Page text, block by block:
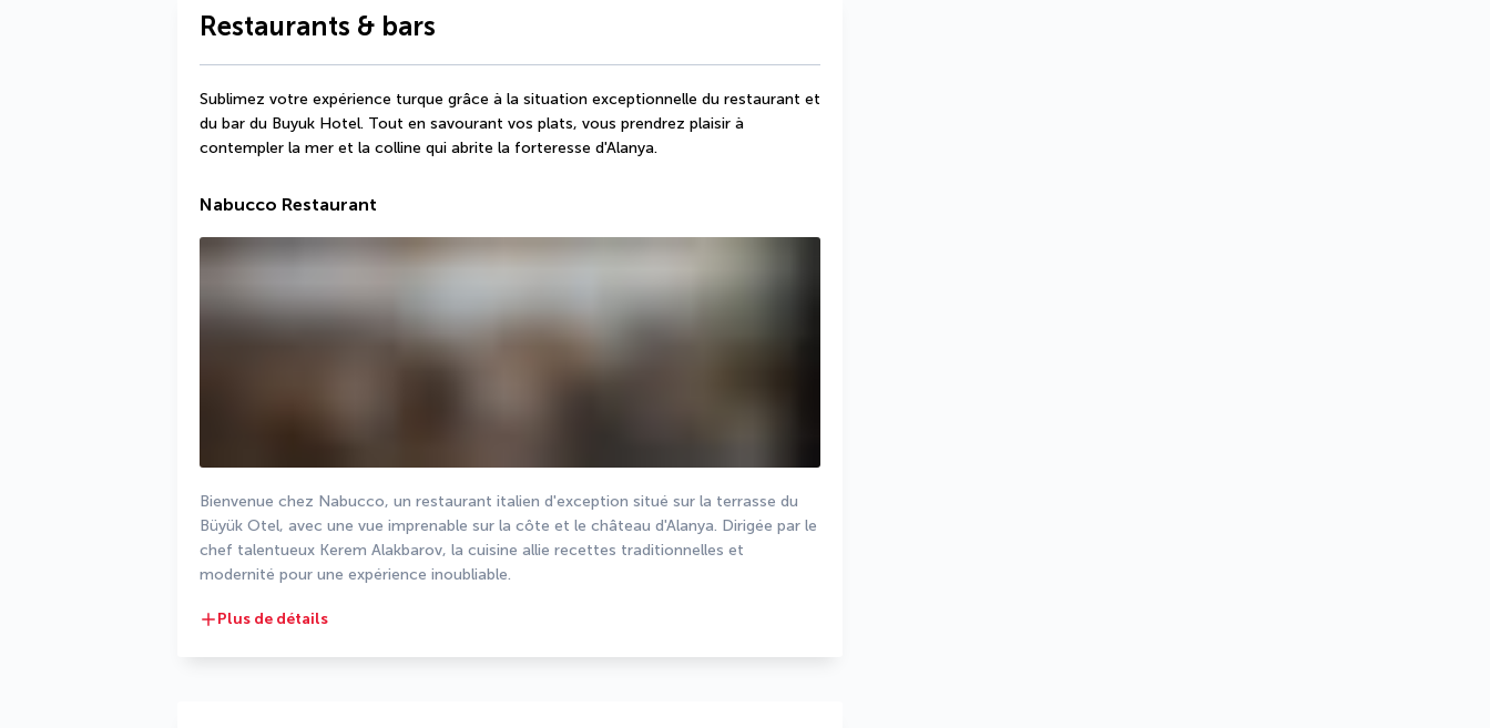
Restaurants & bars
Sublimez votre expérience turque grâce à la situation exceptionnelle du restaurant et
du bar du Buyuk Hotel. Tout en savourant vos plats, vous prendrez plaisir à
contempler la mer et la colline qui abrite la forteresse d'Alanya.
Nabucco Restaurant
Bienvenue chez Nabucco, un restaurant italien d'exception situé sur la terrasse du
Büyük Otel, avec une vue imprenable sur la côte et le château d'Alanya. Dirigée par le
chef talentueux Kerem Alakbarov, la cuisine allie recettes traditionnelles et
modernité pour une expérience inoubliable.
Plus de détails